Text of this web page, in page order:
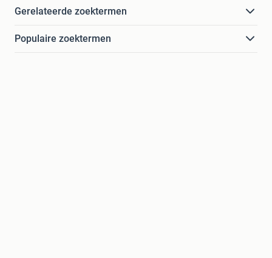
Gerelateerde zoektermen
Populaire zoektermen